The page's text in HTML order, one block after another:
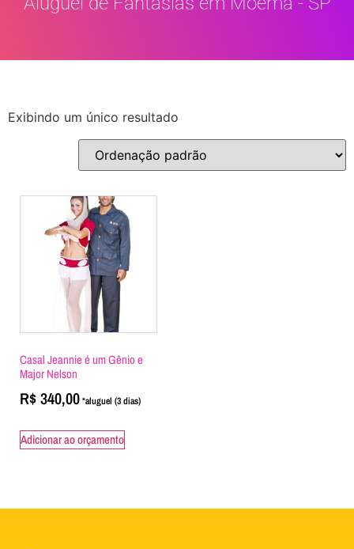
Exibindo um único resultado
Casal Jeannie é um Gênio e
Major Nelson
R$340,00
Adicionar ao orçamento